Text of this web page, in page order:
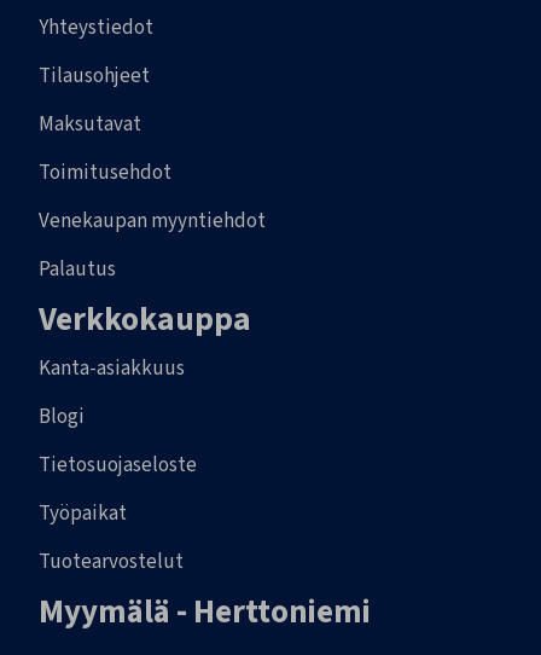
Yhteystiedot
Tilausohjeet
Maksutavat
Toimitusehdot
Venekaupan myyntiehdot
Palautus
Verkkokauppa
Kanta-asiakkuus
Blogi
Tietosuojaseloste
Työpaikat
Tuotearvostelut
Myymälä - Herttoniemi